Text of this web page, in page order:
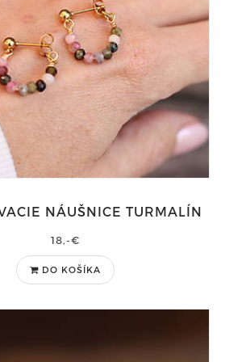
NÁUŠNICE TURMALÍN
18,-€
DO KOŠÍKA